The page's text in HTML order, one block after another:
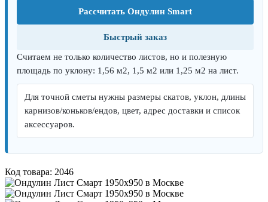
Рассчитать Ондулин Smart
Быстрый заказ
Считаем не только количество листов, но и полезную
площадь по уклону: 1,56 м2, 1,5 м2 или 1,25 м2 на лист.
Для точной сметы нужны размеры скатов, уклон, длины
карнизов/коньков/ендов, цвет, адрес доставки и список
аксессуаров.
Код товара: 2046